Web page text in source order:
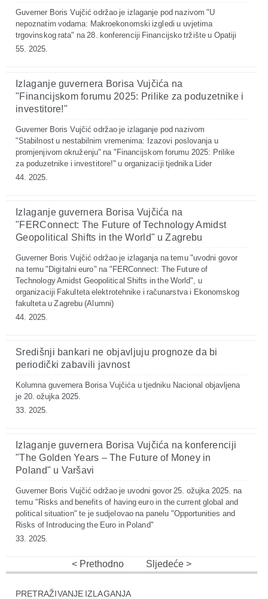
Guverner Boris Vujčić održao je izlaganje pod nazivom "U
nepoznatim vodama: Makroekonomski izgledi u uvjetima
trgovinskog rata" na 28. konferenciji Financijsko tržište u Opatiji
55. 2025.
Izlaganje guvernera Borisa Vujčića na
"Financijskom forumu 2025: Prilike za poduzetnike i
investitore!"
Guverner Boris Vujčić održao je izlaganje pod nazivom
"Stabilnost u nestabilnim vremenima: Izazovi poslovanja u
promjenjivom okruženju" na "Financijskom forumu 2025: Prilike
za poduzetnike i investitore!" u organizaciji tjednika Lider
44. 2025.
Izlaganje guvernera Borisa Vujčića na
"FERConnect: The Future of Technology Amidst
Geopolitical Shifts in the World" u Zagrebu
Guverner Boris Vujčić održao je izlaganja na temu "uvodni govor
na temu "Digitalni euro" na "FERConnect: The Future of
Technology Amidst Geopolitical Shifts in the World", u
organizaciji Fakulteta elektrotehnike i računarstva i Ekonomskog
fakulteta u Zagrebu (Alumni)
44. 2025.
Središnji bankari ne objavljuju prognoze da bi
periodički zabavili javnost
Kolumna guvernera Borisa Vujčića u tjedniku Nacional objavljena
je 20. ožujka 2025.
33. 2025.
Izlaganje guvernera Borisa Vujčića na konferenciji
"The Golden Years – The Future of Money in
Poland" u Varšavi
Guverner Boris Vujčić održao je uvodni govor 25. ožujka 2025. na
temu "Risks and benefits of having euro in the current global and
political situation" te je sudjelovao na panelu "Opportunities and
Risks of Introducing the Euro in Poland"
33. 2025.
Prethodno Sljedeće
PRETRAŽIVANJE IZLAGANJA